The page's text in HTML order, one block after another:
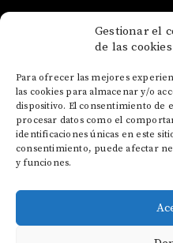
Gestionar el
de las cookies
Para ofrecer las mejores
las cookies para almacenar y/o
dispositivo. El consentimiento de
procesar datos como el
identificaciones únicas en este
consentimiento, puede afectar
y funciones.
CONTACTO